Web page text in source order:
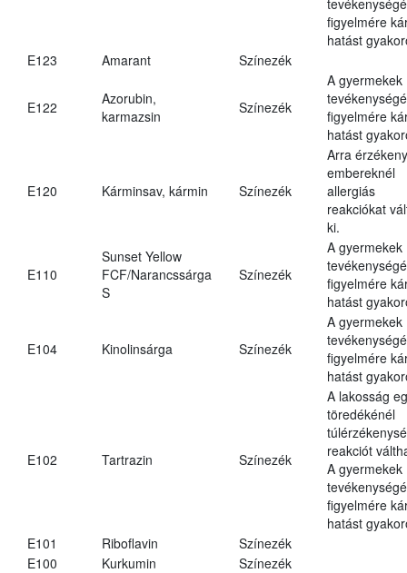
figyelmére
hatást
E123
Amarant Színezék
E122
Azorubin,
karmazsin
Színezék
A gyermekek
figyelmére
hatást
E120 Kárminsav, kármin Színezék
Arra érzékeny
embereknél
allergiás
reakciókat
ki.
E110
Sunset Yellow
FCF/Narancssárga
S
Színezék
A gyermekek
figyelmére
hatást
E104 Kinolinsárga Színezék
A gyermekek
figyelmére
hatást
E102 Tartrazin Színezék
A lakosság
töredékénél
reakciót
A gyermekek
figyelmére
hatást
E101
Riboflavin
Színezék
E100
Kurkumin Színezék